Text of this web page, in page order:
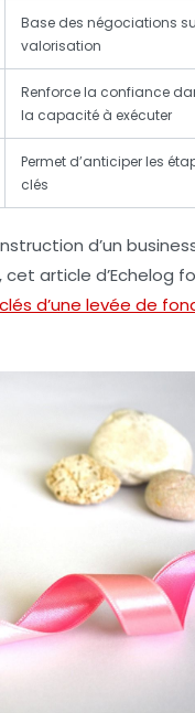
Base des négociations
valorisation
Renforce la confiance
la capacité à exécuter
Permet d’anticiper les
clés
d’un
, cet article d’Echelog
d’une levée de